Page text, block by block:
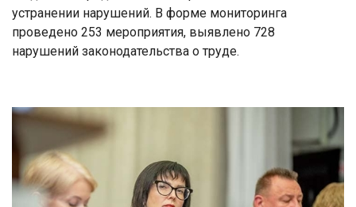
устранении нарушений. В форме мониторинга
проведено 253 мероприятия, выявлено 728
нарушений законодательства о труде.